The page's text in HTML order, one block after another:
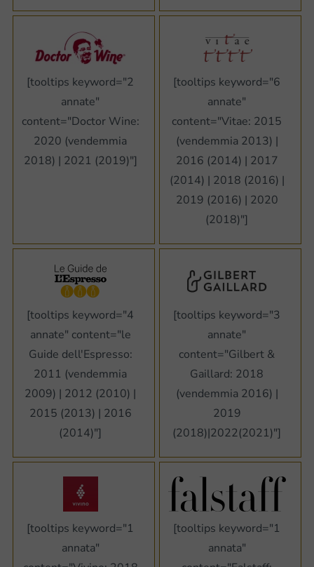
[tooltips keyword="2
annate"
content="Doctor Wine:
2020 (vendemmia
2018) | 2021 (2019)"]
[tooltips keyword="6
annate"
content="Vitae: 2015
(vendemmia 2013) |
2016 (2014) | 2017
(2014) | 2018 (2016) |
2019 (2016) | 2020
(2018)"]
[tooltips keyword="4
annate" content="le
Guide dell'Espresso:
2011 (vendemmia
2009) | 2012 (2010) |
2015 (2013) | 2016
(2014)"]
[tooltips keyword="3
annate"
content="Gilbert &
Gaillard: 2018
(vendemmia 2016) |
2019
(2018)|2022(2021)"]
[tooltips keyword="1
annata"
[tooltips keyword="1
annata"